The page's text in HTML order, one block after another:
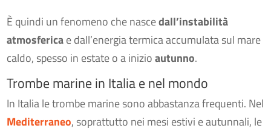
È quindi un fenomeno che nascedall’instabilità
atmosfericae dall’energia termica accumulata sul mare
caldo, spesso in estate o a inizioautunno.
Trombe marine in Italia e nel mondo
In Italia le trombe marine sono abbastanza frequenti. Nel
Mediterraneo, soprattutto nei mesi estivi e autunnali, le